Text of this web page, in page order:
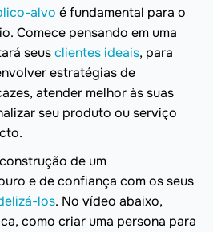
alvo é fundamental para o
Comece pensando em uma
seusclientes ideais, para
estratégias de
atender melhor às suas
seu produto ou serviço
de um
e de confiança com os seus
los. No vídeo abaixo,
como criar uma persona para